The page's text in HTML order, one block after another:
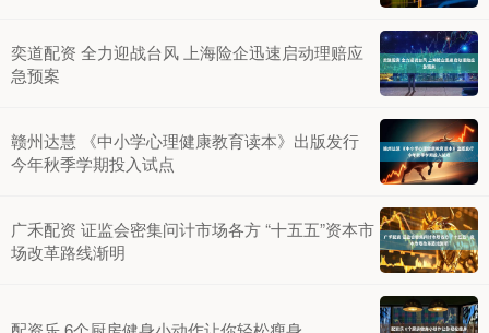
奕道配资 全力迎战台风 上海险企迅速启动理赔应
急预案
赣州达慧 《中小学心理健康教育读本》出版发行
今年秋季学期投入试点
广禾配资 证监会密集问计市场各方 “十五五”资本市
场改革路线渐明